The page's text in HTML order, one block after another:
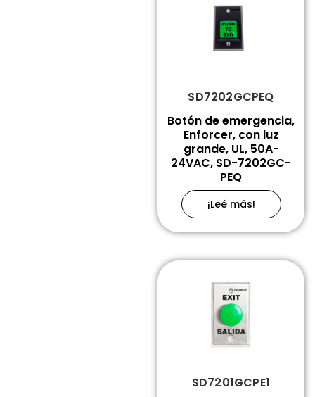
SD7202GCPEQ
Botón de emergencia,
Enforcer, con luz
grande, UL, 50A-
24VAC, SD-7202GC-
PEQ
¡Leé más!
SD7201GCPE1